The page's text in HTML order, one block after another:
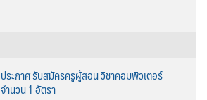
ประกาศ รับสมัครครูผู้สอน วิชาคอมพิวเตอร์
จำนวน 1 อัตรา